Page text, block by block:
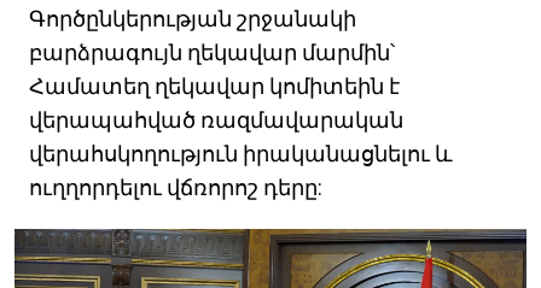
Գործընկերության շրջանակի
բարձրագույն ղեկավար մարմին՝
Համատեղ ղեկավար կոմիտեին է
վերապահված ռազմավարական
վերահսկողություն իրականացնելու և
ուղղորդելու վճռորոշ դերը: